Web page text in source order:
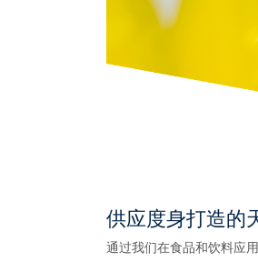
供应度身打造的
通过我们在食品和饮料应